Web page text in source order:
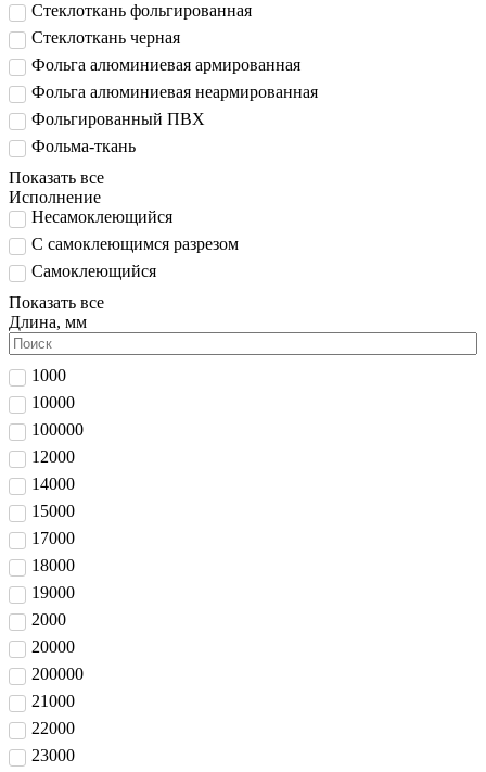
Стеклоткань фольгированная
Стеклоткань черная
Фольга алюминиевая армированная
Фольга алюминиевая неармированная
Фольгированный ПВХ
Фольма-ткань
Показать все
Исполнение
Несамоклеющийся
С самоклеющимся разрезом
Самоклеющийся
Показать все
Длина, мм
1000
10000
100000
12000
14000
15000
17000
18000
19000
2000
20000
200000
21000
22000
23000